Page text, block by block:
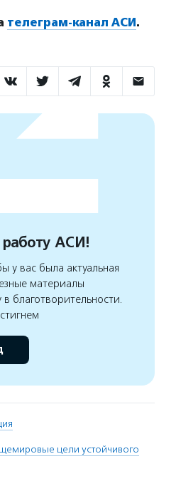
телеграм-канал АСИ.
АСИ!
у вас была актуальная
материалы
благотворительности.
цели устойчивого